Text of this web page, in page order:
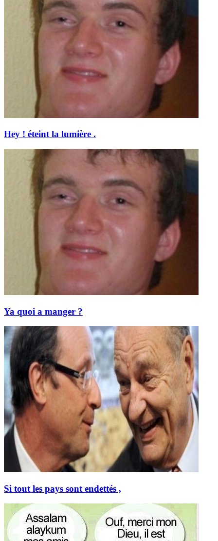
Hey ! éteint la lumière .
Ya quoi a manger ?
Si tout les pays sont endettés ,